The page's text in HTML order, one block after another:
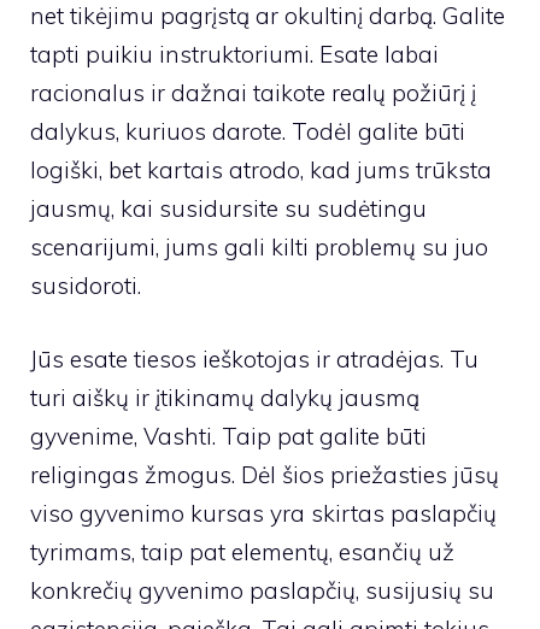
net tikėjimu pagrįstą ar okultinį darbą. Galite
tapti puikiu instruktoriumi. Esate labai
racionalus ir dažnai taikote realų požiūrį į
dalykus, kuriuos darote. Todėl galite būti
logiški, bet kartais atrodo, kad jums trūksta
jausmų, kai susidursite su sudėtingu
scenarijumi, jums gali kilti problemų su juo
susidoroti.
Jūs esate tiesos ieškotojas ir atradėjas. Tu
turi aiškų ir įtikinamų dalykų jausmą
gyvenime, Vashti. Taip pat galite būti
religingas žmogus. Dėl šios priežasties jūsų
viso gyvenimo kursas yra skirtas paslapčių
tyrimams, taip pat elementų, esančių už
konkrečių gyvenimo paslapčių, susijusių su